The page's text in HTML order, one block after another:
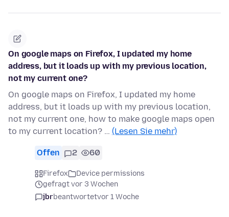
On google maps on Firefox, I updated my home
address, but it loads up with my previous location,
not my current one?
On google maps on Firefox, I updated my home
address, but it loads up with my previous location,
not my current one, how to make google maps open
to my current location? … (Lesen Sie mehr)
Offen 2 60
Firefox
Device permissions
gefragt vor 3 Wochen
jbrbeantwortetvor 1 Woche